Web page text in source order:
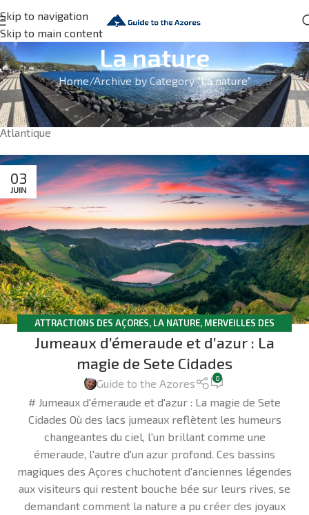
Skip to navigation
Skip to main content
La nature
Home Archive by Category "La nature"
Nature et merveilles dans les îles des Açores. Découvre
l’incroyable biodiversité de ce petit archipel de l’océan
Atlantique
03
JUIN
ATTRACTIONS DES AÇORES, LA NATURE, MERVEILLES DES
AÇORES,SÃO MIGUEL
Jumeaux d’émeraude et d’azur : La
magie de Sete Cidades
Guide to the Azores 0
# Jumeaux d'émeraude et d'azur : La magie de Sete
Cidades Où des lacs jumeaux reflètent les humeurs
changeantes du ciel, l'un brillant comme une
émeraude, l'autre d'un azur profond. Ces bassins
magiques des Açores chuchotent d'anciennes légendes
aux visiteurs qui restent bouche bée sur leurs rives, se
demandant comment la nature a pu créer des joyaux